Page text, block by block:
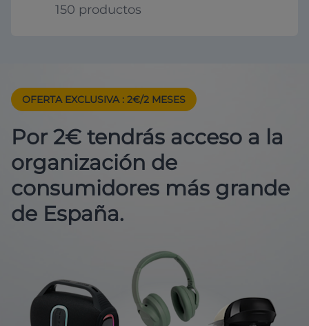
150 productos
OFERTA EXCLUSIVA : 2€/2 MESES
Por 2€ tendrás acceso a la
organización de
consumidores más grande
de España.